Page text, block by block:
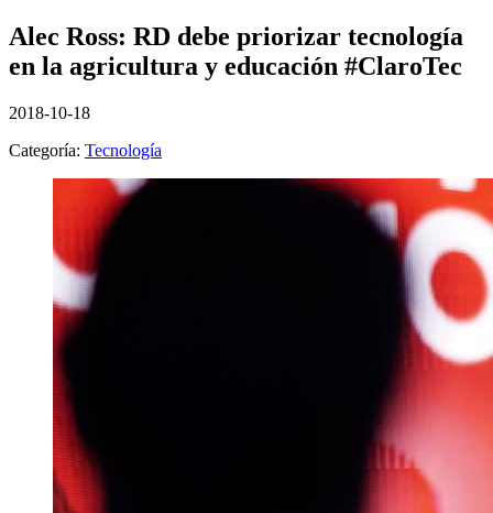
Alec Ross: RD debe priorizar tecnología
en la agricultura y educación #ClaroTec
2018-10-18
Categoría: Tecnología